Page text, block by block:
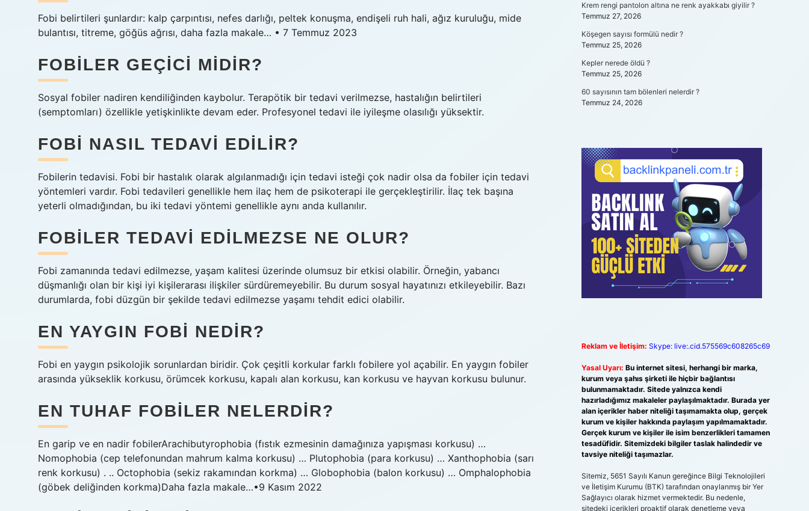
Fobi belirtileri şunlardır: kalp çarpıntısı, nefes darlığı, peltek konuşma, endişeli ruh hali, ağız kuruluğu, mide
bulantısı, titreme, göğüs ağrısı, daha fazla makale… • 7 Temmuz 2023
FOBILER GEÇICI MIDIR?
Sosyal fobiler nadiren kendiliğinden kaybolur. Terapötik bir tedavi verilmezse, hastalığın belirtileri
(semptomları) özellikle yetişkinlikte devam eder. Profesyonel tedavi ile iyileşme olasılığı yüksektir.
FOBI NASIL TEDAVI EDILIR?
Fobilerin tedavisi. Fobi bir hastalık olarak algılanmadığı için tedavi isteği çok nadir olsa da fobiler için tedavi
yöntemleri vardır. Fobi tedavileri genellikle hem ilaç hem de psikoterapi ile gerçekleştirilir. İlaç tek başına
yeterli olmadığından, bu iki tedavi yöntemi genellikle aynı anda kullanılır.
FOBILER TEDAVI EDILMEZSE NE OLUR?
Fobi zamanında tedavi edilmezse, yaşam kalitesi üzerinde olumsuz bir etkisi olabilir. Örneğin, yabancı
düşmanlığı olan bir kişi iyi kişilerarası ilişkiler sürdüremeyebilir. Bu durum sosyal hayatınızı etkileyebilir. Bazı
durumlarda, fobi düzgün bir şekilde tedavi edilmezse yaşamı tehdit edici olabilir.
EN YAYGIN FOBI NEDIR?
Fobi en yaygın psikolojik sorunlardan biridir. Çok çeşitli korkular farklı fobilere yol açabilir. En yaygın fobiler
arasında yükseklik korkusu, örümcek korkusu, kapalı alan korkusu, kan korkusu ve hayvan korkusu bulunur.
EN TUHAF FOBILER NELERDIR?
En garip ve en nadir fobilerArachibutyrophobia (fıstık ezmesinin damağınıza yapışması korkusu) …
Nomophobia (cep telefonundan mahrum kalma korkusu) … Plutophobia (para korkusu) … Xanthophobia (sarı
renk korkusu) . .. Octophobia (sekiz rakamından korkma) … Globophobia (balon korkusu) … Omphalophobia
(göbek deliğinden korkma)Daha fazla makale…•9 Kasım 2022
Krem rengi pantolon altına ne renk ayakkabı giyilir ?
Temmuz 27, 2026
Köşegen sayısı formülü nedir ?
Temmuz 25, 2026
Kepler nerede öldü ?
Temmuz 25, 2026
60 sayısının tam bölenleri nelerdir ?
Temmuz 24, 2026
Reklam ve İletişim: Skype: live:.cid.575569c608265c69
Yasal Uyarı: Bu internet sitesi, herhangi bir marka,
kurum veya şahıs şirketi ile hiçbir bağlantısı
bulunmamaktadır. Sitede yalnızca kendi
hazırladığımız makaleler paylaşılmaktadır. Burada yer
alan içerikler haber niteliği taşımamakta olup, gerçek
kurum ve kişiler hakkında paylaşım yapılmamaktadır.
Gerçek kurum ve kişiler ile isim benzerlikleri tamamen
tesadüfidir. Sitemizdeki bilgiler taslak halindedir ve
tavsiye niteliği taşımazlar.
Sitemiz, 5651 Sayılı Kanun gereğince Bilgi Teknolojileri
ve İletişim Kurumu (BTK) tarafından onaylanmış bir Yer
Sağlayıcı olarak hizmet vermektedir. Bu nedenle,
sitedeki içerikleri proaktif olarak denetleme veya